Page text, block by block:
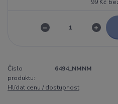
99 Kč
Číslo
produktu:
6494_NMNM
Hlídat cenu / dostupnost